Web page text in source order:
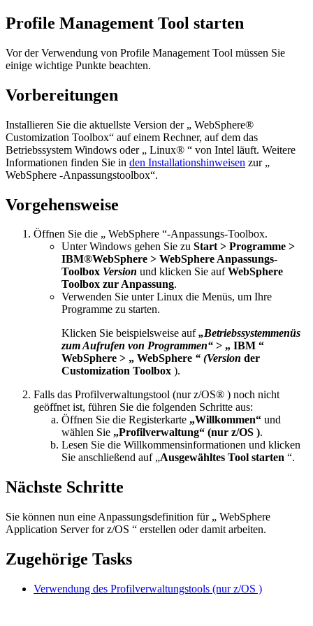
Profile Management Tool starten
Vor der Verwendung von Profile Management Tool müssen Sie
einige wichtige Punkte beachten.
Vorbereitungen
Installieren Sie die aktuellste Version der „ WebSphere®
Customization Toolbox“ auf einem Rechner, auf dem das
Betriebssystem Windows oder „ Linux® “ von Intel läuft. Weitere
Informationen finden Sie in den Installationshinweisen zur „
WebSphere -Anpassungstoolbox“.
Vorgehensweise
Öffnen Sie die „ WebSphere “-Anpassungs-Toolbox.
Unter Windows gehen Sie zu Start > Programme >
IBM®WebSphere > WebSphere Anpassungs-
Toolbox Version und klicken Sie aufWebSphere
Toolbox zur Anpassung.
Verwenden Sie unter Linux die Menüs, um Ihre
Programme zu starten.
Klicken Sie beispielsweise auf„Betriebssystemmenüs
zum Aufrufen von Programmen“ > „ IBM “
WebSphere > „ WebSphere “ (Version der
Customization Toolbox ).
Falls das Profilverwaltungstool (nur z/OS® ) noch nicht
geöffnet ist, führen Sie die folgenden Schritte aus:
Öffnen Sie die Registerkarte „Willkommen“ und
wählen Sie „Profilverwaltung“ (nur z/OS ).
Lesen Sie die Willkommensinformationen und klicken
Sie anschließend auf „Ausgewähltes Tool starten “.
Nächste Schritte
Sie können nun eine Anpassungsdefinition für „ WebSphere
Application Server for z/OS “ erstellen oder damit arbeiten.
Zugehörige Tasks
Verwendung des Profilverwaltungstools (nur z/OS )